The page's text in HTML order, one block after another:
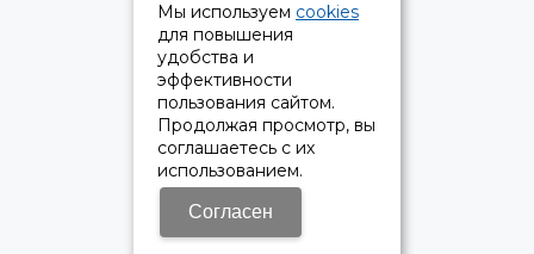
Мы используем cookies
для повышения
удобства и
эффективности
пользования сайтом.
Продолжая просмотр, вы
соглашаетесь с их
использованием.
Согласен